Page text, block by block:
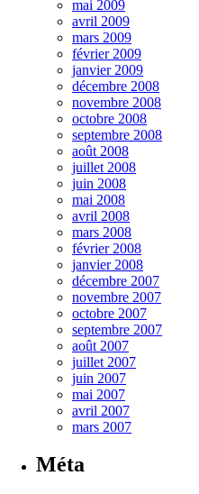
mai 2009
avril 2009
mars 2009
février 2009
janvier 2009
décembre 2008
novembre 2008
octobre 2008
septembre 2008
août 2008
juillet 2008
juin 2008
mai 2008
avril 2008
mars 2008
février 2008
janvier 2008
décembre 2007
novembre 2007
octobre 2007
septembre 2007
août 2007
juillet 2007
juin 2007
mai 2007
avril 2007
mars 2007
Méta